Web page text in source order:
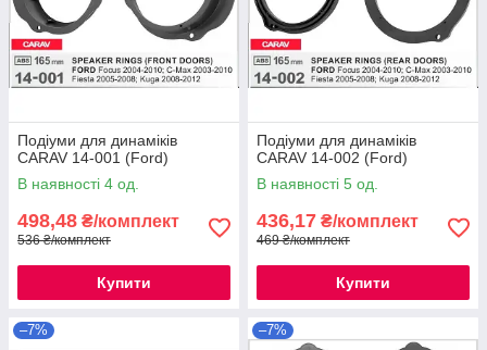
Подіуми для динаміків
CARAV 14-001 (Ford)
В наявності 4 од.
498,48 ₴/комплект
536 ₴/комплект
Купити
Подіуми для динаміків
CARAV 14-002 (Ford)
В наявності 5 од.
436,17 ₴/комплект
469 ₴/комплект
Купити
–7% –7%